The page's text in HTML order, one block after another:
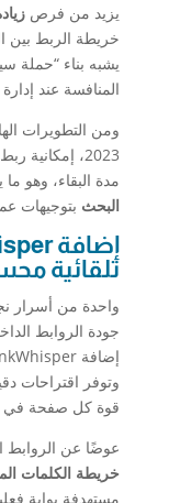
يزيد من فرص
خريطة الربط بين
يشبه بناء “حملة
المنافسة عند
ومن التطويرات
2023،
مدة البقاء، وهو
البحث بتوجيهات
تلقائية
واحدة من أسرار
جودة الروابط
وتوفر اقتراحات
قوة كل صفحة في
عوضًا عن الروابط
خريطة الكلمات
مستهدفة بوابة